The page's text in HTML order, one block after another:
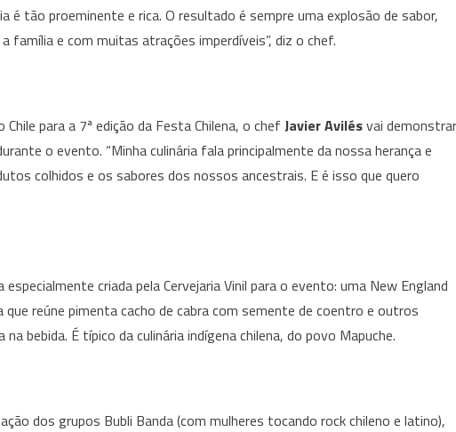
é tão proeminente e rica. O resultado é sempre uma explosão de sabor,
família e com muitas atrações imperdíveis”, diz o chef.
para a 7ª edição da Festa Chilena, o chef Javier Avilésvai demonstrar
o evento. “Minha culinária fala principalmente da nossa herança e
colhidos e os sabores dos nossos ancestrais. E é isso que quero
criada pela Cervejaria Vinil para o evento: uma New England
que reúne pimenta cacho de cabra com semente de coentro e outros
bebida. É típico da culinária indígena chilena, do povo Mapuche.
dos grupos Bubli Banda (com mulheres tocando rock chileno e latino),